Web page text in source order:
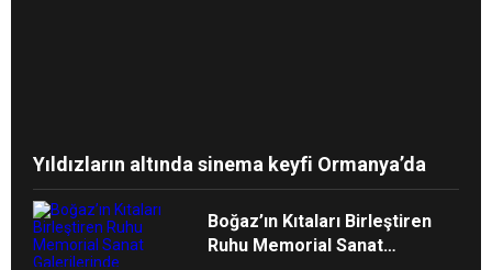
Yıldızların altında sinema keyfi Ormanya’da
Boğaz’ın Kıtaları Birleştiren
Ruhu Memorial Sanat